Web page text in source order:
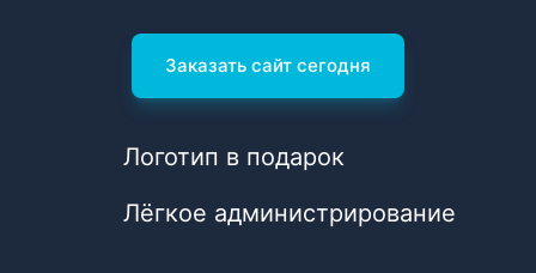
Заказать сайт сегодня
Логотип в подарок
Лёгкое администрирование